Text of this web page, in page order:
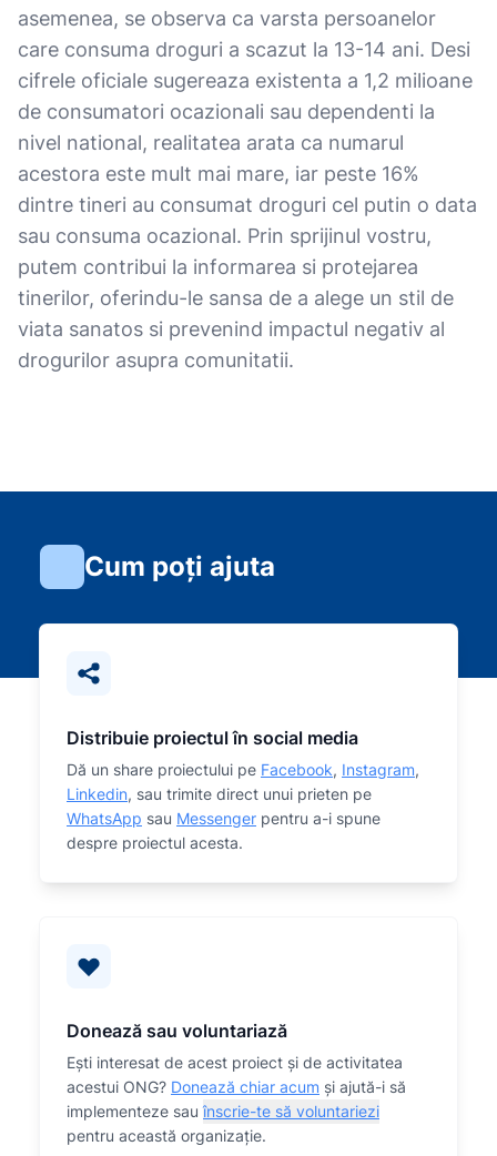
asemenea, se observa ca varsta persoanelor
care consuma droguri a scazut la 13-14 ani. Desi
cifrele oficiale sugereaza existenta a 1,2 milioane
de consumatori ocazionali sau dependenti la
nivel national, realitatea arata ca numarul
acestora este mult mai mare, iar peste 16%
dintre tineri au consumat droguri cel putin o data
sau consuma ocazional. Prin sprijinul vostru,
putem contribui la informarea si protejarea
tinerilor, oferindu-le sansa de a alege un stil de
viata sanatos si prevenind impactul negativ al
drogurilor asupra comunitatii.
Cum poți ajuta
Distribuie proiectul în social media
Dă un share proiectului pe Facebook, Instagram,
Linkedin, sau trimite direct unui prieten pe
WhatsApp sau Messenger pentru a-i spune
despre proiectul acesta.
Donează sau voluntariază
Eşti interesat de acest proiect și de activitatea
acestui ONG? Donează chiar acum și ajută-i să
implementeze sauînscrie-te să voluntariezi
pentru această organizaţie.